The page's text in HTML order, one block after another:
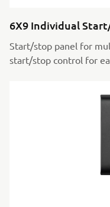
6X9 Individual
Start/stop panel for
start/stop control for